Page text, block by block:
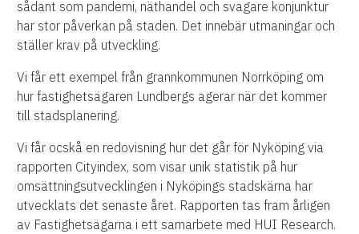
sådant som pandemi, näthandel och svagare konjunktur
har stor påverkan på staden. Det innebär utmaningar och
ställer krav på utveckling.
Vi får ett exempel från grannkommunen Norrköping om
hur fastighetsägaren Lundbergs agerar när det kommer
till stadsplanering.
Vi får ocskå en redovisning hur det går för Nyköping via
rapporten Cityindex, som visar unik statistik på hur
omsättningsutvecklingen i Nyköpings stadskärna har
utvecklats det senaste året. Rapporten tas fram årligen
av Fastighetsägarna i ett samarbete med HUI Research.